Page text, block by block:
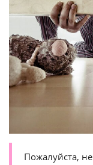
Пожалуйста,